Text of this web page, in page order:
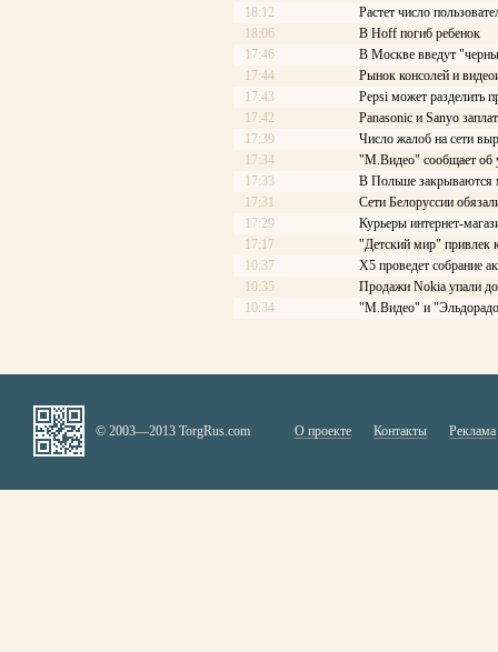
18:12
Растет число
18:06
В Hoff погиб ребенок
17:46
В Москве введут
17:44
Рынок консолей и
17:43
Pepsi может разделить
17:42
Panasonic и Sanyo
17:39
Число жалоб на сети
17:34
"М.Видео" сообщает об
17:33
В Польше закрываются
17:31
Сети Белоруссии
17:29
Курьеры интернет-
17:17
"Детский мир" привлек
10:37
X5 проведет собрание
10:35
Продажи Nokia упали
10:34
"М.Видео" и
© 2003—2013 TorgRus.com О проекте Контакты Реклама